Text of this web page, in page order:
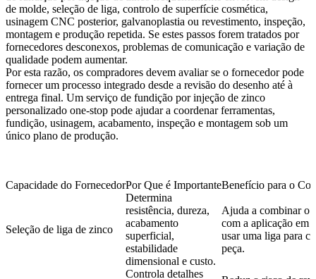
de molde, seleção de liga, controlo de superfície cosmética,
usinagem CNC posterior, galvanoplastia ou revestimento, inspeção,
montagem e produção repetida. Se estes passos forem tratados por
fornecedores desconexos, problemas de comunicação e variação de
qualidade podem aumentar.
Por esta razão, os compradores devem avaliar se o fornecedor pode
fornecer um processo integrado desde a revisão do desenho até à
entrega final. Um serviço de fundição por injeção de zinco
personalizado one-stop pode ajudar a coordenar ferramentas,
fundição, usinagem, acabamento, inspeção e montagem sob um
único plano de produção.
Capacidade do FornecedorPor Que é ImportanteBenefício para o
Seleção de liga de zinco
Determina
resistência, dureza,
acabamento
superficial,
estabilidade
dimensional e custo.
Ajuda a combinar o
com a aplicação em
usar uma liga para
peça.
Controla detalhes